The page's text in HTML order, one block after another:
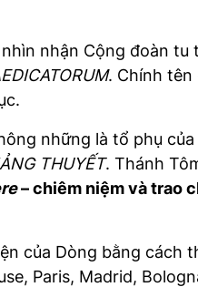
nhìn nhận Cộng đoàn tu
. Chính tên
những là tổ phụ của
THUYẾT. Thánh
– chiêm niệm và trao
của Dòng bằng cách
Paris, Madrid,